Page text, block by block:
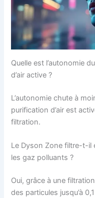
Quelle est l’autonomie
d’air active ?
L’autonomie chute à
purification d’air est
filtration.
Le Dyson Zone filtre-t-il
les gaz polluants ?
Oui, grâce à une
des particules jusqu’à